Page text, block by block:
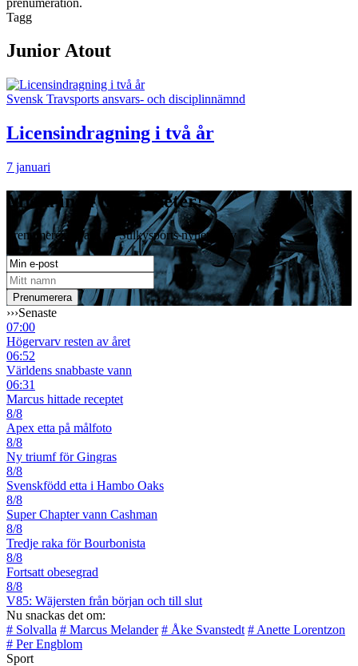
Tagg
Junior Atout
Svensk Travsports ansvars- och disciplinnämnd
Licensindragning i två år
7 januari
Missa inga travnyheter!
Prenumerera gratis på Sulkysports nyhetsbrev
›››Senaste
07:00
Högervarv resten av året
06:52
Världens snabbaste vann
06:31
Marcus hittade receptet
8/8
Apex etta på målfoto
8/8
Ny triumf för Gingras
8/8
Svenskfödd etta i Hambo Oaks
8/8
Super Chapter vann Cashman
8/8
Tredje raka för Bourbonista
8/8
Fortsatt obesegrad
8/8
V85: Wäjersten från början och till slut
Nu snackas det om:
# Solvalla # Marcus Melander # Åke Svanstedt # Anette Lorentzon
# Per Engblom
Sport